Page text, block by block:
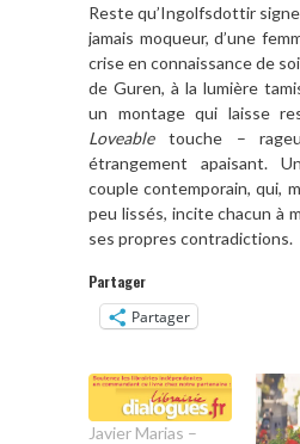
Reste qu’Ingolfsdottir
jamais moqueur, d’une
crise en connaissance de
de Guren, à la lumière
un montage qui laisse
Loveabletouche –
étrangement apaisant.
couple contemporain, qui,
peu lissés, incite chacun à
ses propres contradictions.
Partager
Partager
Javier Marias –